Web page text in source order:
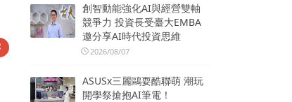
創智動能強化AI與經營雙軸
競爭力 投資長受臺大EMBA
邀分享AI時代投資思維
2026/08/07
ASUSx三麗鷗耍酷聯萌 潮玩
開學祭搶抱AI筆電！